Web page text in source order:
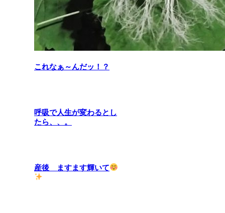
これなぁ～んだッ！？
呼吸で人生が変わるとし
たら、、。
産後 ますます輝いて